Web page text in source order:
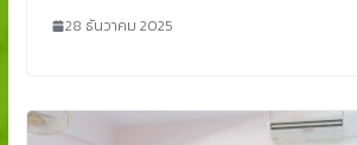
28 ธันวาคม 2025